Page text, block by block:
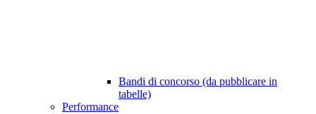
Bandi di concorso (da pubblicare in
tabelle)
Performance